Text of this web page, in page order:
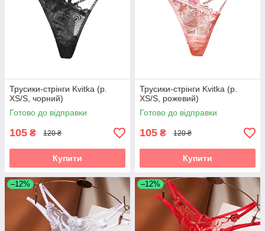
Трусики-стрінги Kvitka (р.
XS/S, чорний)
Готово до відправки
105 ₴ 120 ₴
Купити
Трусики-стрінги Kvitka (р.
XS/S, рожевий)
Готово до відправки
105 ₴ 120 ₴
Купити
–12% –12%